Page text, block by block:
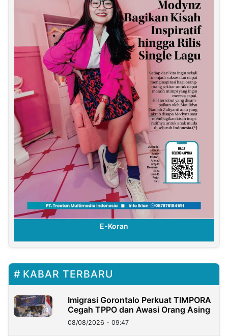
E-Koran
KABAR TERBARU
Imigrasi Gorontalo Perkuat TIMPORA
Cegah TPPO dan Awasi Orang Asing
08/08/2026 - 09:47